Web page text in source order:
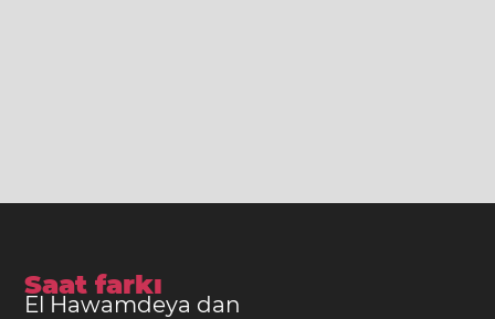
Saat farkı
El Hawamdeya dan